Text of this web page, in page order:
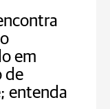
em
de
entenda